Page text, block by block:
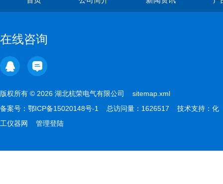
在线咨询
版权所有 © 2026 湖北杭荣电气有限公司 sitemap.xml
备案号： 鄂ICP备15020148号-1 总访问量：1626517 技术支持： 化
工仪器网
管理登陆